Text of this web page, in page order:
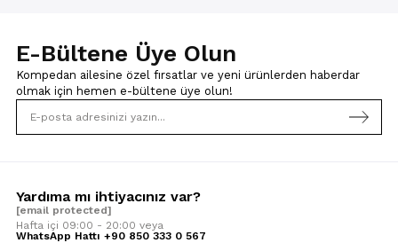
E-Bültene Üye Olun
Kompedan ailesine özel fırsatlar ve yeni ürünlerden haberdar
olmak için hemen e-bültene üye olun!
Yardıma mı ihtiyacınız var?
[email protected]
Hafta içi 09:00 - 20:00 veya
WhatsApp Hattı +90 850 333 0 567